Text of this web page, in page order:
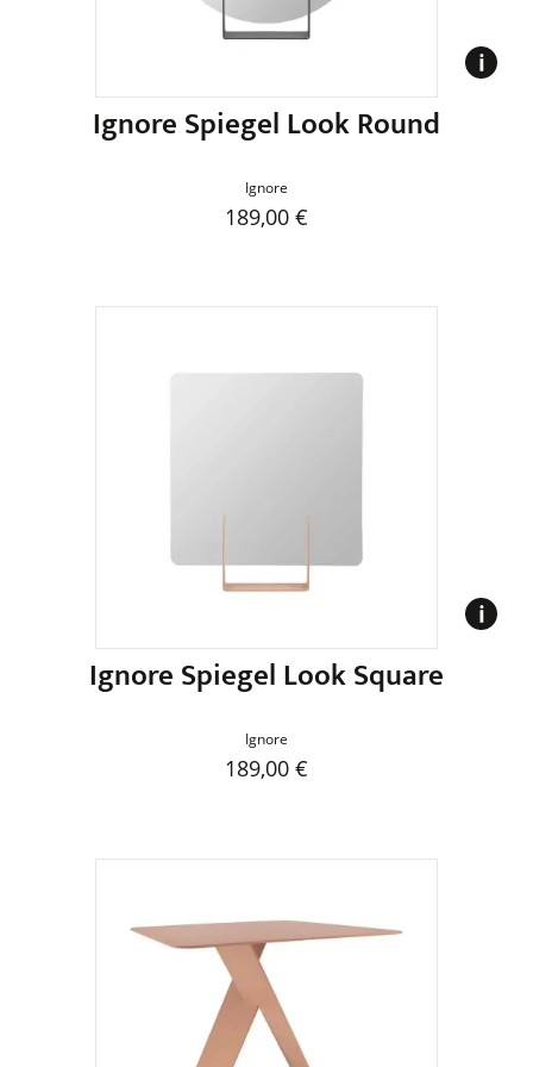
Produktseite
werden
Ignore Spiegel Look Round
Ignore
189,00 €
weist
Varianten
Produktseite
werden
Ignore Spiegel Look Square
Ignore
189,00 €
weist
Varianten
auf.
Die
Optionen
können